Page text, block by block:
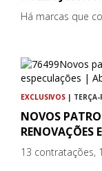
Há marcas que
EXCLUSIVOS | TERÇA-
NOVOS
RENOVAÇÕES
13 contratações,